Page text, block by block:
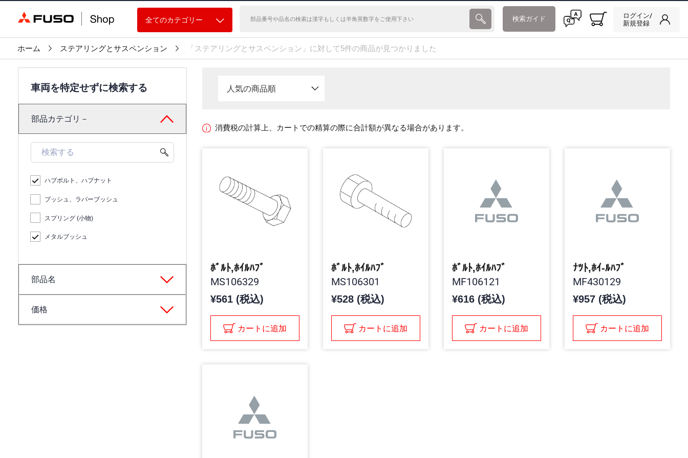
全てのカテゴリー 検索ガイド
ログイン/
新規登録
ホーム ステアリングとサスペンション 「ステアリングとサスペンション」に対して5件の商品が見つかりました
車両を特定せずに検索する
部品カテゴリ－
ハブボルト、ハブナット
ブッシュ、ラバーブッシュ
スプリング (小物)
メタルブッシュ
部品名
価格
人気の商品順
消費税の計算上、カートでの精算の際に合計額が異なる場合があります。
ﾎﾞﾙﾄ,ﾎｲﾙﾊﾌﾞ
MS106329
¥561 (税込)
カートに追加
ﾎﾞﾙﾄ,ﾎｲﾙﾊﾌﾞ
MS106301
¥528 (税込)
カートに追加
ﾎﾞﾙﾄ,ﾎｲﾙﾊﾌﾞ
MF106121
¥616 (税込)
カートに追加
ﾅﾂﾄ,ﾎｲ-ﾙﾊﾌﾞ
MF430129
¥957 (税込)
カートに追加